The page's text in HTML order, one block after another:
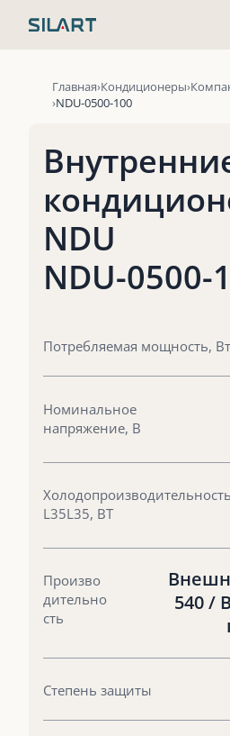
Главная Кондиционеры
NDU-0500-100
NDU
NDU-0500-
Потребляемая мощность, Вт
Номинальное
напряжение, В
Холодопроизводительность
L35L35, ВТ
Произво
дительно
сть
540 /
Степень защиты